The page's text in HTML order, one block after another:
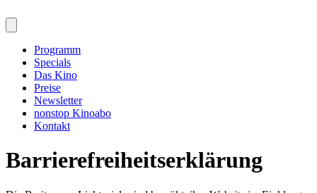
Programm
Specials
Das Kino
Preise
Newsletter
nonstop Kinoabo
Kontakt
Barrierefreiheitserklärung